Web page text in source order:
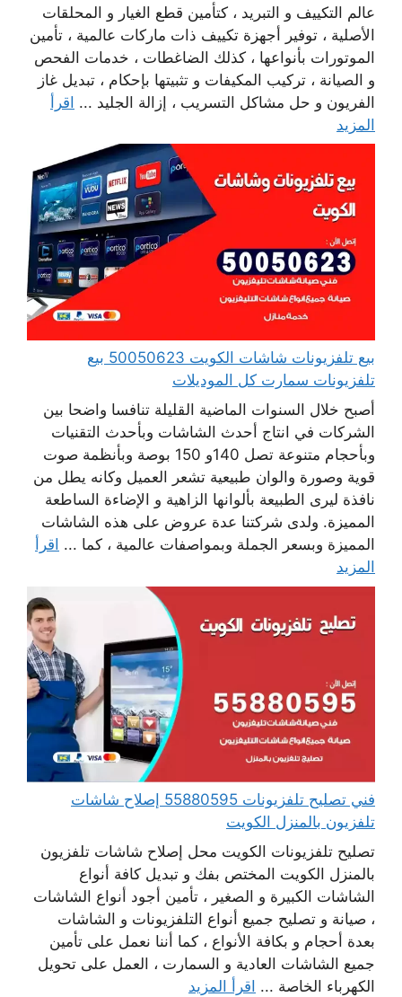
عالم التكييف و التبريد ، كتأمين قطع الغيار و المحلقات
الأصلية ، توفير أجهزة تكييف ذات ماركات عالمية ، تأمين
الموتورات بأنواعها ، كذلك الضاغطات ، خدمات الفحص
و الصيانة ، تركيب المكيفات و تثبيتها بإحكام ، تبديل غاز
الفريون و حل مشاكل التسريب ، إزالة الجليد ... اقرأ
المزيد
بيع تلفزيونات شاشات الكويت 50050623 بيع
تلفزيونات سمارت كل الموديلات
أصبح خلال السنوات الماضية القليلة تنافسا واضحا بين
الشركات في انتاج أحدث الشاشات وبأحدث التقنيات
وبأحجام متنوعة تصل 140و 150 بوصة وبأنظمة صوت
قوية وصورة والوان طبيعية تشعر العميل وكانه يطل من
نافذة ليرى الطبيعة بألوانها الزاهية و الإضاءة الساطعة
المميزة. ولدى شركتنا عدة عروض على هذه الشاشات
المميزة وبسعر الجملة وبمواصفات عالمية ، كما ... اقرأ
المزيد
فني تصليح تلفزيونات 55880595 إصلاح شاشات
تلفزيون بالمنزل الكويت
تصليح تلفزيونات الكويت محل إصلاح شاشات تلفزيون
بالمنزل الكويت المختص بفك و تبديل كافة أنواع
الشاشات الكبيرة و الصغير ، تأمين أجود أنواع الشاشات
، صيانة و تصليح جميع أنواع التلفزيونات و الشاشات
بعدة أحجام و بكافة الأنواع ، كما أننا نعمل على تأمين
جميع الشاشات العادية و السمارت ، العمل على تحويل
الكهرباء الخاصة ... اقرأ المزيد